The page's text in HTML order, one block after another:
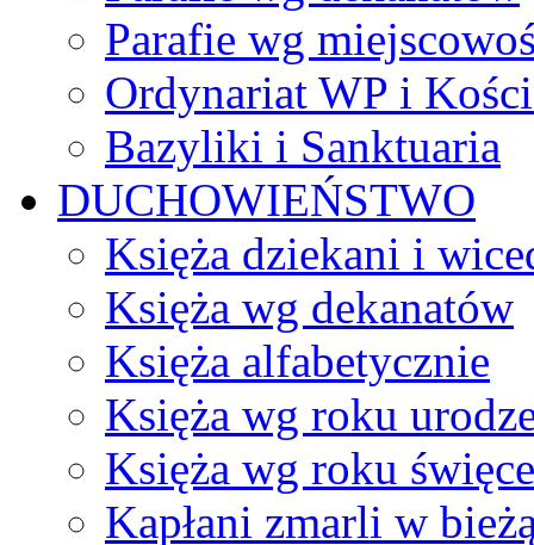
Parafie wg
Ordynariat WP i
Bazyliki i Sanktuaria
DUCHOWIEŃSTWO
Księża dziekani i
Księża wg dekanatów
Księża alfabetycznie
Księża wg roku
Księża wg roku
Kapłani zmarli w